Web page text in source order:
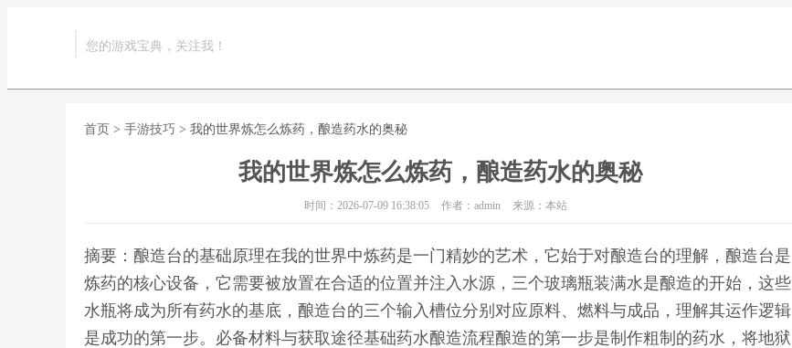
您的游戏宝典，关注我！
首页 > 手游技巧 > 我的世界炼怎么炼药，酿造药水的奥秘
我的世界炼怎么炼药，酿造药水的奥秘
时间：2026-07-09 16:38:05 作者：admin 来源：本站
摘要：酿造台的基础原理在我的世界中炼药是一门精妙的艺术，它始于对酿造台的理解，酿造台是
炼药的核心设备，它需要被放置在合适的位置并注入水源，三个玻璃瓶装满水是酿造的开始，这些
水瓶将成为所有药水的基底，酿造台的三个输入槽位分别对应原料、燃料与成品，理解其运作逻辑
是成功的第一步。必备材料与获取途径基础药水酿造流程酿造的第一步是制作粗制的药水，将地狱